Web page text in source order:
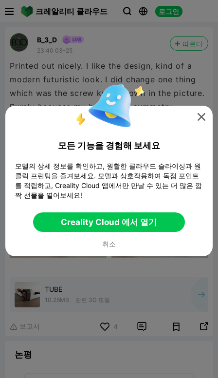
크레알리티 클라우드   로그인
B_3_D
23:40 03-25
따르다
Printed out nicely. I like the design, kind of a
modern futuristic look. I did change one thing
which was the screw knob shown in the picture.
Purely becuase my brain likes symmetry.
On the constructive side of things, the C1 Orna
square dowel on the full end cap, rather than
just eyeballing it. Other than that, good job.
TUBE
10.26MB 관련 3D 모델
 보고서 4  
논평

모든 기능을 경험해 보세요
모델의 상세 정보를 확인하고, 원활한 클라우드 슬라이싱과 원
클릭 프린팅을 즐겨보세요. 모델과 상호작용하여 독점 포인트
를 적립하고, Creality Cloud 앱에서만 만날 수 있는 더 많은 깜
짝 선물을 열어보세요!
Creality Cloud 에서 열기
취소